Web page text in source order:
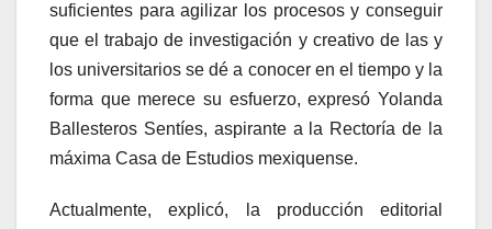
suficientes para agilizar los procesos y conseguir
que el trabajo de investigación y creativo de las y
los universitarios se dé a conocer en el tiempo y la
forma que merece su esfuerzo, expresó Yolanda
Ballesteros Sentíes, aspirante a la Rectoría de la
máxima Casa de Estudios mexiquense.
Actualmente, explicó, la producción editorial